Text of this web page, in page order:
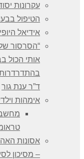
עקרונות
הטיפול
אידיאל
“הסרסור
אותי הכול
בהתדרדרות
ד”ר ענת גור
אימהות
אסונות
– מסיכון